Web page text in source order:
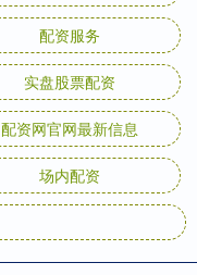
配资服务
实盘股票配资
配资网官网最新信息
场内配资